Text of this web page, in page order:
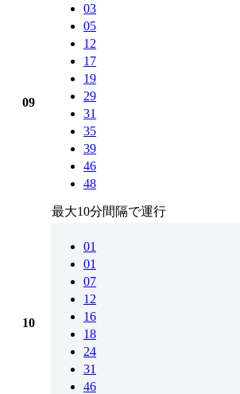
09
03
05
12
17
19
29
31
35
39
46
48
最大10分間隔で運行
10
01
01
07
12
16
18
24
31
46